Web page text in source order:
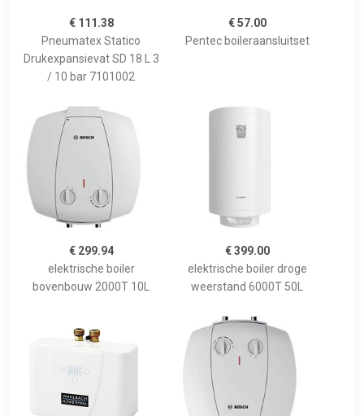
€ 111.38
Pneumatex Statico
Drukexpansievat SD 18 L 3
/ 10 bar 7101002
€ 57.00
Pentec boileraansluitset
€ 299.94
elektrische boiler
bovenbouw 2000T 10L
€ 399.00
elektrische boiler droge
weerstand 6000T 50L